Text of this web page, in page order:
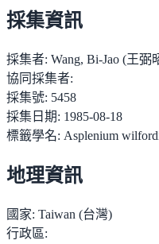
採集資訊
採集者: Wang, Bi-Jao (王弼
協同採集者:
採集號: 5458
採集日期: 1985-08-18
標籤學名: Asplenium
地理資訊
國家: Taiwan (台灣)
行政區: